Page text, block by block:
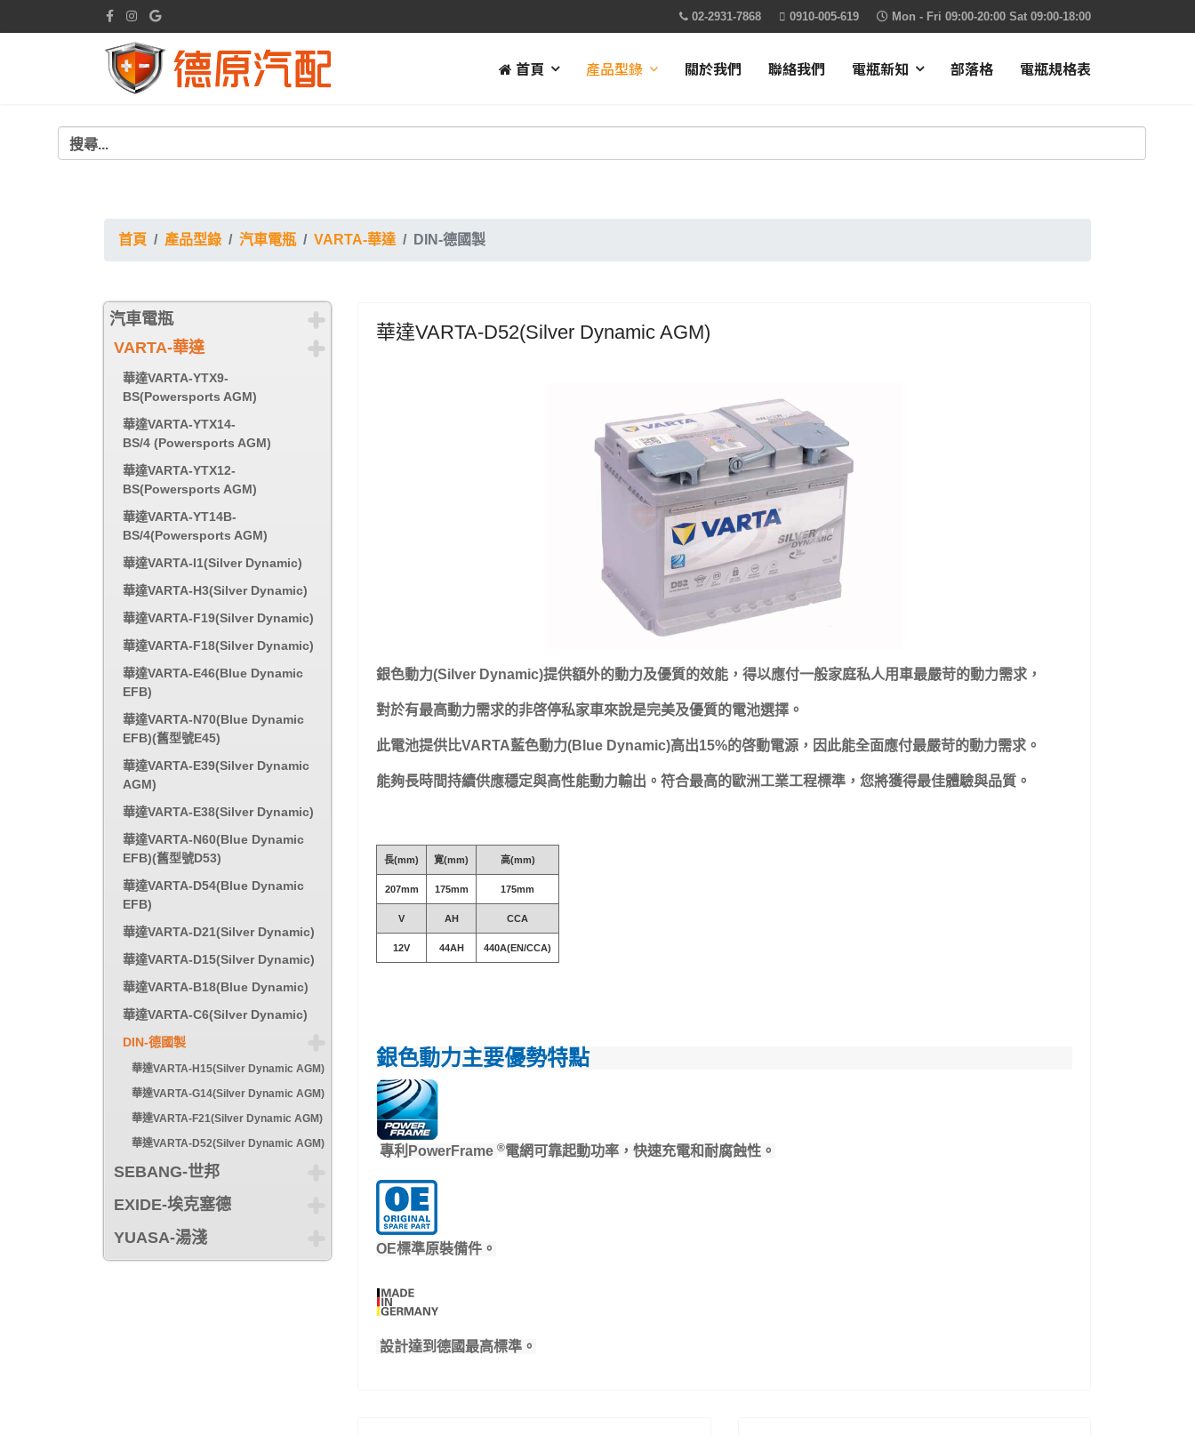
02-2931-7868 0910-005-619 Mon - Fri 09:00-20:00 Sat 09:00-18:00
首頁 產品型錄 關於我們 聯絡我們 電瓶新知 部落格 電瓶規格表
首頁 產品型錄 汽車電瓶 VARTA-華達 DIN-德國製
汽車電瓶
VARTA-華達
華達VARTA-YTX9-
BS(Powersports AGM)
華達VARTA-YTX14-
BS/4 (Powersports AGM)
華達VARTA-YTX12-
BS(Powersports AGM)
華達VARTA-YT14B-
BS/4(Powersports AGM)
華達VARTA-I1(Silver Dynamic)
華達VARTA-H3(Silver Dynamic)
華達VARTA-F19(Silver Dynamic)
華達VARTA-F18(Silver Dynamic)
華達VARTA-E46(Blue Dynamic
EFB)
華達VARTA-N70(Blue Dynamic
EFB)(舊型號E45)
華達VARTA-E39(Silver Dynamic
AGM)
華達VARTA-E38(Silver Dynamic)
華達VARTA-N60(Blue Dynamic
EFB)(舊型號D53)
華達VARTA-D54(Blue Dynamic
EFB)
華達VARTA-D21(Silver Dynamic)
華達VARTA-D15(Silver Dynamic)
華達VARTA-B18(Blue Dynamic)
華達VARTA-C6(Silver Dynamic)
DIN-德國製
華達VARTA-H15(Silver Dynamic AGM)
華達VARTA-G14(Silver Dynamic AGM)
華達VARTA-F21(Silver Dynamic AGM)
華達VARTA-D52(Silver Dynamic AGM)
SEBANG-世邦
EXIDE-埃克塞德
YUASA-湯淺
華達VARTA-D52(Silver Dynamic AGM)
銀色動力(Silver Dynamic)提供額外的動力及優質的效能，得以應付一般家庭私人用車最嚴苛的動力需求 ，
對於有最高動力需求的非啓停私家車來說是完美及優質的電池選擇。
此電池提供比VARTA藍色動力(Blue Dynamic)高出15%的啓動電源，因此能全面應付最嚴苛的動力需求。
能夠長時間持續供應穩定與高性能動力輸出。符合最高的歐洲工業工程標準，您將獲得最佳體驗與品質。
長(mm) 寛(mm) 高(mm)
207mm 175mm 175mm
V AH CCA
12V 44AH 440A(EN/CCA)
銀色動力主要優勢特點
專利PowerFrame ®電網可靠起動功率，快速充電和耐腐蝕性。
OE標準原裝備件。
設計達到德國最高標準。